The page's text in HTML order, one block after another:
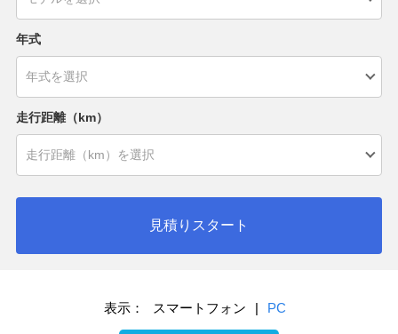
年式
走行距離（km）
見積りスタート
表示： スマートフォン | PC